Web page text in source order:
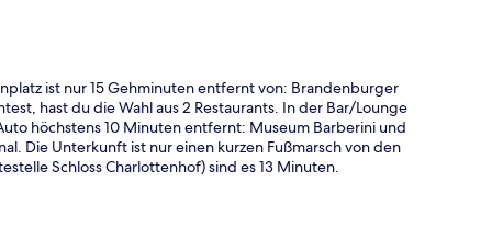
ist nur 15 Gehminuten entfernt von: Brandenburger
hast du die Wahl aus 2 Restaurants. In der Bar/Lounge
höchstens 10 Minuten entfernt: Museum Barberini und
Die Unterkunft ist nur einen kurzen Fußmarsch von den
Schloss Charlottenhof) sind es 13 Minuten.